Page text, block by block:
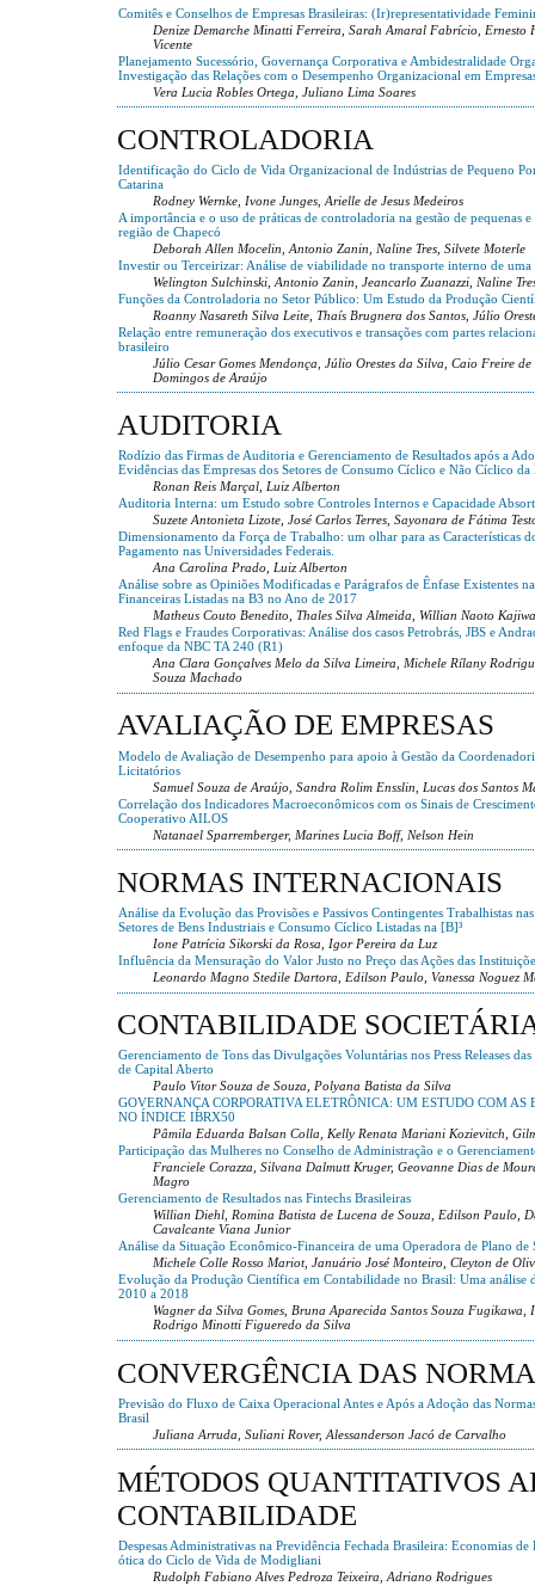
Comitês e Conselhos de Empresas Brasileiras: (Ir)representatividade
Denize Demarche Minatti Ferreira, Sarah Amaral Fabrício, Ernesto
Vicente
Planejamento Sucessório, Governança Corporativa e Ambidestralidade
Investigação das Relações com o Desempenho Organizacional em
Vera Lucia Robles Ortega, Juliano Lima Soares
CONTROLADORIA
Identificação do Ciclo de Vida Organizacional de Indústrias de Pequeno
Catarina
Rodney Wernke, Ivone Junges, Arielle de Jesus Medeiros
A importância e o uso de práticas de controladoria na gestão de pequenas e
região de Chapecó
Deborah Allen Mocelin, Antonio Zanin, Naline Tres, Silvete Moterle
Investir ou Terceirizar: Análise de viabilidade no transporte interno de
Welington Sulchinski, Antonio Zanin, Jeancarlo Zuanazzi, Naline
Funções da Controladoria no Setor Público: Um Estudo da Produção
Roanny Nasareth Silva Leite, Thaís Brugnera dos Santos, Júlio
Relação entre remuneração dos executivos e transações com partes
brasileiro
Júlio Cesar Gomes Mendonça, Júlio Orestes da Silva, Caio Freire de
Domingos de Araújo
AUDITORIA
Rodízio das Firmas de Auditoria e Gerenciamento de Resultados após a
Evidências das Empresas dos Setores de Consumo Cíclico e Não Cíclico da
Ronan Reis Marçal, Luiz Alberton
Auditoria Interna: um Estudo sobre Controles Internos e Capacidade
Suzete Antonieta Lizote, José Carlos Terres, Sayonara de Fátima
Dimensionamento da Força de Trabalho: um olhar para as Características
Pagamento nas Universidades Federais.
Ana Carolina Prado, Luiz Alberton
Análise sobre as Opiniões Modificadas e Parágrafos de Ênfase Existentes
Financeiras Listadas na B3 no Ano de 2017
Matheus Couto Benedito, Thales Silva Almeida, Willian Naoto
Red Flags e Fraudes Corporativas: Análise dos casos Petrobrás, JBS e
enfoque da NBC TA 240 (R1)
Ana Clara Gonçalves Melo da Silva Limeira, Michele Rílany
Souza Machado
AVALIAÇÃO DE EMPRESAS
Modelo de Avaliação de Desempenho para apoio à Gestão da
Licitatórios
Samuel Souza de Araújo, Sandra Rolim Ensslin, Lucas dos Santos
Correlação dos Indicadores Macroeconômicos com os Sinais de
Cooperativo AILOS
Natanael Sparremberger, Marines Lucia Boff, Nelson Hein
NORMAS INTERNACIONAIS
Análise da Evolução das Provisões e Passivos Contingentes Trabalhistas
Setores de Bens Industriais e Consumo Cíclico Listadas na [B]³
Ione Patrícia Sikorski da Rosa, Igor Pereira da Luz
Influência da Mensuração do Valor Justo no Preço das Ações das
Leonardo Magno Stedile Dartora, Edilson Paulo, Vanessa Noguez
CONTABILIDADE
Gerenciamento de Tons das Divulgações Voluntárias nos Press Releases
de Capital Aberto
Paulo Vitor Souza de Souza, Polyana Batista da Silva
GOVERNANÇA CORPORATIVA ELETRÔNICA: UM ESTUDO COM AS
NO ÍNDICE IBRX50
Pâmila Eduarda Balsan Colla, Kelly Renata Mariani Kozievitch,
Participação das Mulheres no Conselho de Administração e o
Franciele Corazza, Silvana Dalmutt Kruger, Geovanne Dias de
Magro
Gerenciamento de Resultados nas Fintechs Brasileiras
Willian Diehl, Romina Batista de Lucena de Souza, Edilson Paulo,
Cavalcante Viana Junior
Análise da Situação Econômico-Financeira de uma Operadora de Plano de
Michele Colle Rosso Mariot, Januário José Monteiro, Cleyton de
Evolução da Produção Científica em Contabilidade no Brasil: Uma análise
2010 a 2018
Wagner da Silva Gomes, Bruna Aparecida Santos Souza
Rodrigo Minotti Figueredo da Silva
CONVERGÊNCIA DAS
Previsão do Fluxo de Caixa Operacional Antes e Após a Adoção das
Brasil
Juliana Arruda, Suliani Rover, Alessanderson Jacó de Carvalho
MÉTODOS QUANTITATIVOS
CONTABILIDADE
Despesas Administrativas na Previdência Fechada Brasileira: Economias de
ótica do Ciclo de Vida de Modigliani
Rudolph Fabiano Alves Pedroza Teixeira, Adriano Rodrigues